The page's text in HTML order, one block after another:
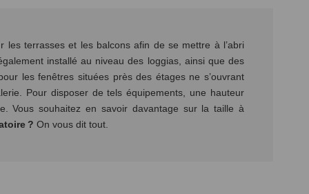
les terrasses et les balcons afin de se mettre à l’abri
installé au niveau des loggias, ainsi que des
les fenêtres situées près des étages ne s’ouvrant
Pour disposer de tels équipements, une hauteur
Vous souhaitez en savoir davantage sur la taille à
? On vous dit tout.